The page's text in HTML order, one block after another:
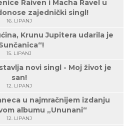
Raiven i Macha Ravel u
zajednički singl!
16. LIPANJ
Krunu Jupitera udarila je
15. LIPANJ
novi singl - Moj život je
san!
12. LIPANJ
u najmračnijem izdanju
albumu „Ununani“
12. LIPANJ